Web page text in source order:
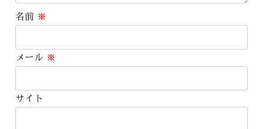
名前 ※
メール ※
サイト